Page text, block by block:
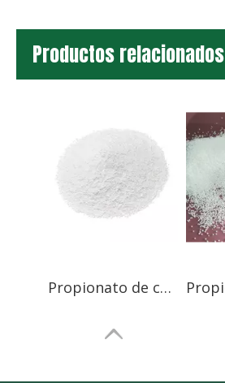
Productos relacionados
Propionato de calcio granular